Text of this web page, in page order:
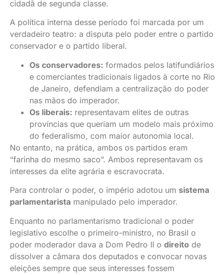
cidadã de segunda classe.
A política interna desse período foi marcada por um
verdadeiro teatro: a disputa pelo poder entre o partido
conservador e o partido liberal.
Os conservadores: formados pelos latifundiários
e comerciantes tradicionais ligados à corte no Rio
de Janeiro, defendiam a centralização do poder
nas mãos do imperador.
Os liberais: representavam elites de outras
províncias que queriam um modelo mais próximo
do federalismo, com maior autonomia local.
No entanto, na prática, ambos os partidos eram
“farinha do mesmo saco”. Ambos representavam os
interesses da elite agrária e escravocrata.
Para controlar o poder, o império adotou um sistema
parlamentarista manipulado pelo imperador.
Enquanto no parlamentarismo tradicional o poder
legislativo escolhe o primeiro-ministro, no Brasil o
poder moderador dava a Dom Pedro II o direito de
dissolver a câmara dos deputados e convocar novas
eleições sempre que seus interesses fossem